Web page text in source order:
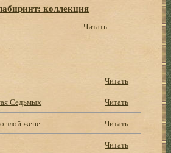
коллекция
Читать
Читать
Седьмых
Читать
злой жене
Читать
Читать